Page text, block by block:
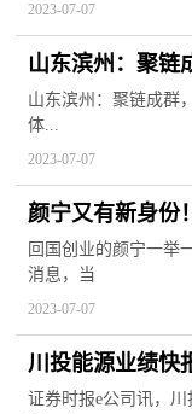
2023-07-07
山东滨州：聚链
山东滨州：聚链成群
体...
2023-07-07
颜宁又有新身份！
回国创业的颜宁一举
消息，当
2023-07-07
川投能源业绩快
长33.61%
证券时报e公司讯，